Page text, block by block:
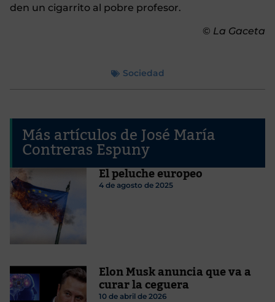
den un cigarrito al pobre profesor.
© La Gaceta
Sociedad
Más artículos de José María
Contreras Espuny
El peluche europeo
4 de agosto de 2025
Elon Musk anuncia que va a
curar la ceguera
10 de abril de 2026